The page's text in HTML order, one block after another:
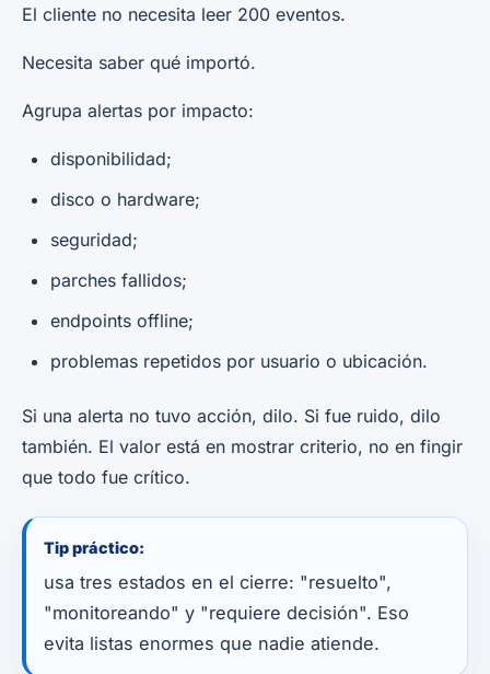
El cliente no necesita leer 200 eventos.
Necesita saber qué importó.
Agrupa alertas por impacto:
disponibilidad;
disco o hardware;
seguridad;
parches fallidos;
endpoints offline;
problemas repetidos por usuario o ubicación.
Si una alerta no tuvo acción, dilo. Si fue ruido, dilo
también. El valor está en mostrar criterio, no en fingir
que todo fue crítico.
Tip práctico:
usa tres estados en el cierre: "resuelto",
"monitoreando" y "requiere decisión". Eso
evita listas enormes que nadie atiende.